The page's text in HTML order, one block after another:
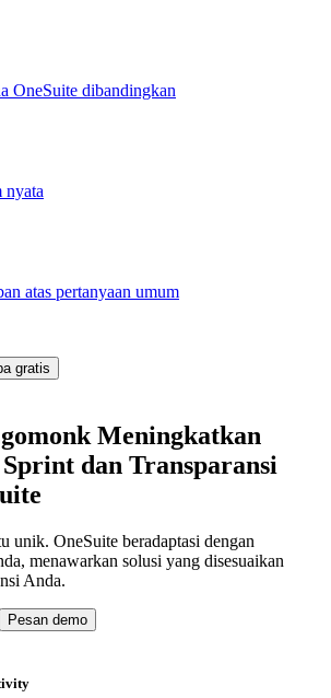
OneSuite dibandingkan
nyata
atas pertanyaan umum
gratis
Meningkatkan
dan Transparansi
unik. OneSuite beradaptasi dengan
menawarkan solusi yang disesuaikan
Anda.
Pesan demo